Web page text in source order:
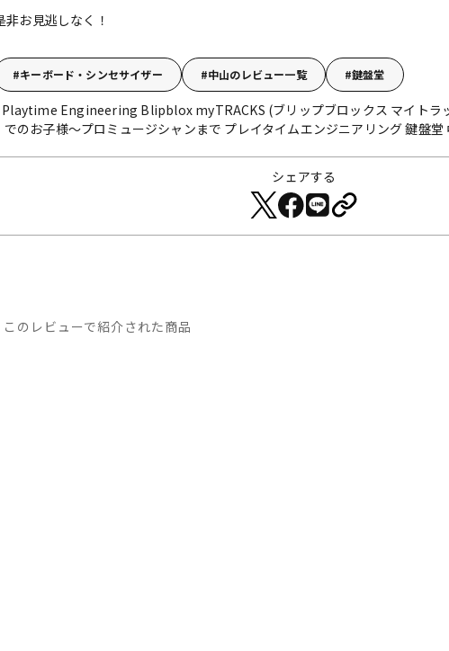
非お見逃しなく！
キーボード・シンセサイザー 中山のレビュー一覧 鍵盤堂
Playtime Engineering Blipblox myTRACKS (ブリップブロックス マイトラ
でのお子様～プロミュージシャンまで プレイタイムエンジニアリング鍵盤堂
シェアする
このレビューで紹介された商品